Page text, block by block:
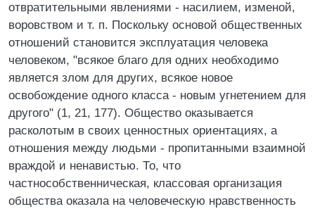
отвратительными явлениями - насилием, изменой,
воровством и т. п. Поскольку основой общественных
отношений становится эксплуатация человека
человеком, "всякое благо для одних необходимо
является злом для других, всякое новое
освобождение одного класса - новым угнетением для
другого" (1, 21, 177). Общество оказывается
расколотым в своих ценностных ориентациях, а
отношения между людьми - пропитанными взаимной
враждой и ненавистью. То, что
частнособственническая, классовая организация
общества оказала на человеческую нравственность